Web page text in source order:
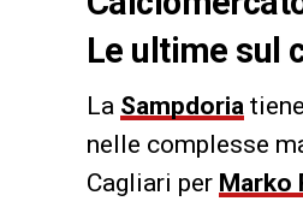
Le ultime sul
La Sampdoria
nelle complesse
Cagliari per Marko